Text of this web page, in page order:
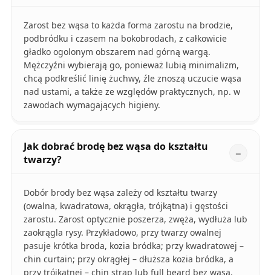
Zarost bez wąsa to każda forma zarostu na brodzie,
podbródku i czasem na bokobrodach, z całkowicie
gładko ogolonym obszarem nad górną wargą.
Mężczyźni wybierają go, ponieważ lubią minimalizm,
chcą podkreślić linię żuchwy, źle znoszą uczucie wąsa
nad ustami, a także ze względów praktycznych, np. w
zawodach wymagających higieny.
Jak dobrać brodę bez wąsa do kształtu
twarzy?
Dobór brody bez wąsa zależy od kształtu twarzy
(owalna, kwadratowa, okrągła, trójkątna) i gęstości
zarostu. Zarost optycznie poszerza, zwęża, wydłuża lub
zaokrągla rysy. Przykładowo, przy twarzy owalnej
pasuje krótka broda, kozia bródka; przy kwadratowej –
chin curtain; przy okrągłej – dłuższa kozia bródka, a
przy trójkątnej – chin strap lub full beard bez wąsa.